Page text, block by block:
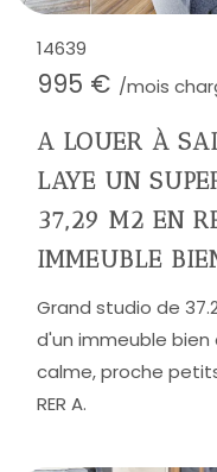
14639
995 € /mois
A LOUER À
LAYE UN
37,29 M2 EN
IMMEUBLE
Grand studio de
d'un immeuble
calme, proche
RER A.